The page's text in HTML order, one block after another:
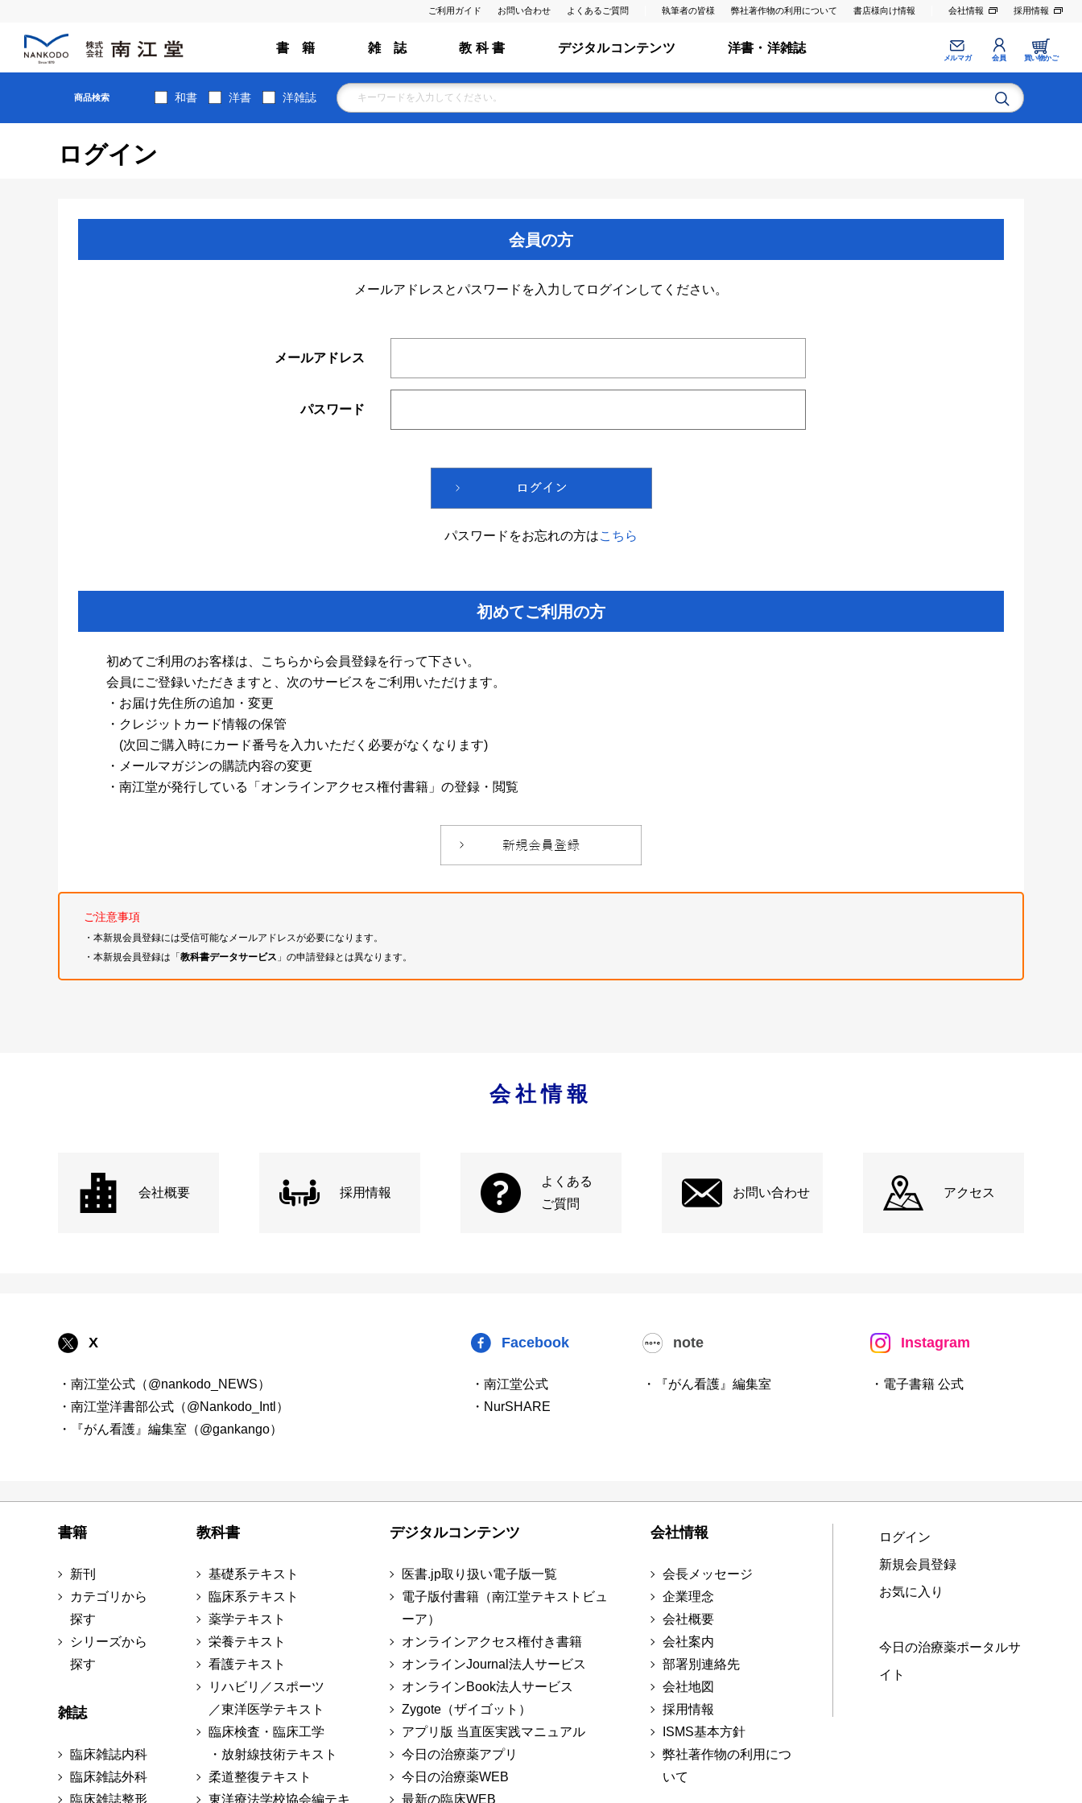
ご利用ガイド お問い合わせ よくあるご質問 執筆者の皆様 弊社著作物の利用について 書店様向け情報 会社情報 採用情報
書 籍 雑 誌 教 科 書 デジタルコンテンツ 洋書・洋雑誌
メルマガ 会員 買い物かご
商品検索 和書 洋書 洋雑誌
ログイン
会員の方
メールアドレスとパスワードを入力してログインしてください。
メールアドレス
パスワード
パスワードをお忘れの方はこちら
初めてご利用の方
初めてご利用のお客様は、こちらから会員登録を行って下さい。
会員にご登録いただきますと、次のサービスをご利用いただけます。
・お届け先住所の追加・変更
・クレジットカード情報の保管
(次回ご購入時にカード番号を入力いただく必要がなくなります)
・メールマガジンの購読内容の変更
・南江堂が発行している「オンラインアクセス権付書籍」の登録・閲覧
ご注意事項
・本新規会員登録には受信可能なメールアドレスが必要になります。
・本新規会員登録は「教科書データサービス 」の申請登録とは異なります。
会社情報
会社概要 採用情報
よくある
ご質問
お問い合わせ アクセス
X
・南江堂公式（@nankodo_NEWS）
・南江堂洋書部公式（@Nankodo_Intl）
・『がん看護』編集室（@gankango）
Facebook
・南江堂公式
・NurSHARE
note
・『がん看護』編集室
Instagram
・電子書籍 公式
書籍
新刊
カテゴリから
探す
シリーズから
探す
雑誌
臨床雑誌内科
臨床雑誌外科
臨床雑誌整形
教科書
基礎系テキスト
臨床系テキスト
薬学テキスト
栄養テキスト
看護テキスト
リハビリ／スポーツ
／東洋医学テキスト
臨床検査・臨床工学
・放射線技術テキスト
柔道整復テキスト
東洋療法学校協会編テキ
デジタルコンテンツ
医書.jp取り扱い電子版一覧
電子版付書籍（南江堂テキストビュ
ーア）
オンラインアクセス権付き書籍
オンラインJournal法人サービス
オンラインBook法人サービス
Zygote（ザイゴット）
アプリ版 当直医実践マニュアル
今日の治療薬アプリ
今日の治療薬WEB
最新の臨床WEB
会社情報
会長メッセージ
企業理念
会社概要
会社案内
部署別連絡先
会社地図
採用情報
ISMS基本方針
弊社著作物の利用につ
いて
ログイン
新規会員登録
お気に入り
今日の治療薬ポータルサ
イト